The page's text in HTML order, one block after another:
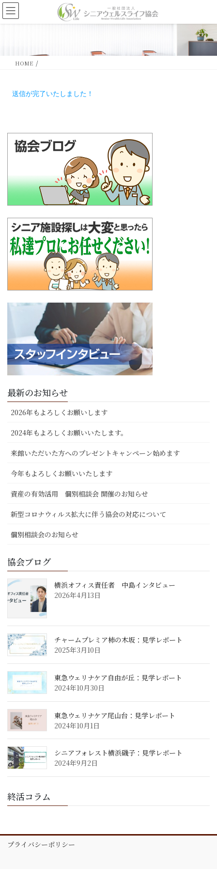
HOME
送信が完了いたしました！
最新のお知らせ
2026年もよろしくお願いします
2024年もよろしくお願いいたします。
来館いただいた方へのプレゼントキャンペーン始めます
今年もよろしくお願いいたします
資産の有効活用 個別相談会 開催のお知らせ
新型コロナウィルス拡大に伴う協会の対応について
個別相談会のお知らせ
協会ブログ
横浜オフィス責任者 中島インタビュー
2026年4月13日
チャームプレミア柿の木坂：見学レポート
2025年3月10日
東急ウェリナケア自由が丘：見学レポート
2024年10月30日
東急ウェリナケア尾山台：見学レポート
2024年10月1日
シニアフォレスト横浜磯子：見学レポート
2024年9月2日
終活コラム
プライバシーポリシー